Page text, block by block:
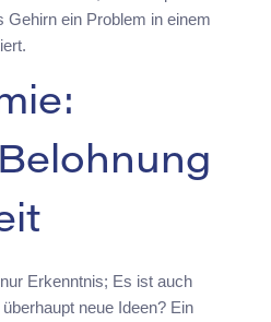
Gehirn ein Problem in einem
Erkenntnis; Es ist auch
neue Ideen? Ein